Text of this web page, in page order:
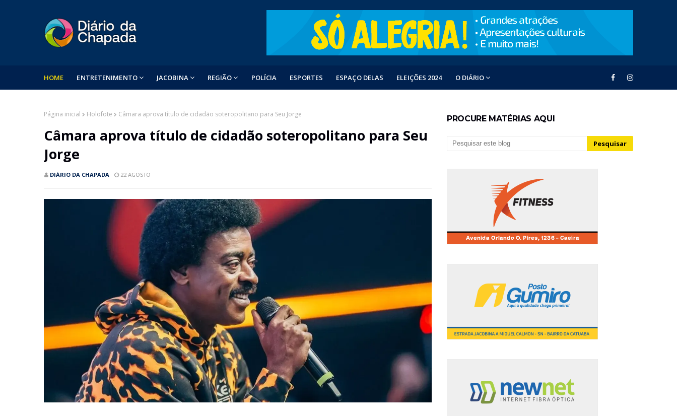
HOME ENTRETENIMENTO JACOBINA REGIÃO POLÍCIA ESPORTES ESPAÇO DELAS ELEIÇÕES 2024 O DIÁRIO
Página inicial Holofote Câmara aprova título de cidadão soteropolitano para Seu Jorge
Câmara aprova título de cidadão soteropolitano para Seu
Jorge
DIÁRIO DA CHAPADA 22 AGOSTO
PROCURE MATÉRIAS AQUI